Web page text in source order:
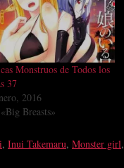
Monstruos de Todos los
37
2016
Breasts»
, Inui Takemaru, Monster girl,